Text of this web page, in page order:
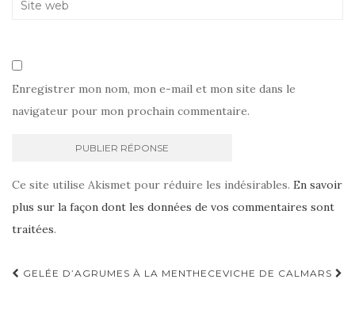
Enregistrer mon nom, mon e-mail et mon site dans le
navigateur pour mon prochain commentaire.
Ce site utilise Akismet pour réduire les indésirables. En savoir
plus sur la façon dont les données de vos commentaires sont
traitées.
Navigation
GELÉE D’AGRUMES À LA MENTHE CEVICHE DE CALMARS